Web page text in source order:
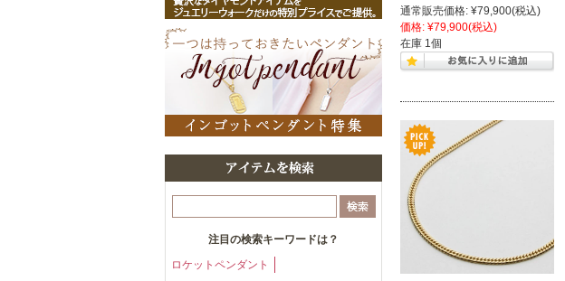
通常販売価格: ¥79,900(税込)
価格: ¥79,900(税込)
在庫 1個
注目の検索キーワードは？
ロケットペンダント